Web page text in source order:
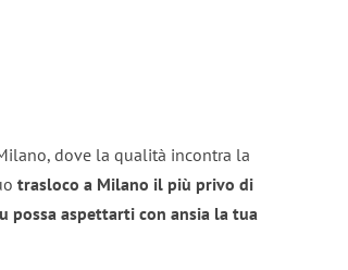
dove la qualità incontra la
trasloco a Milano il più privo di
possa aspettarti con ansia la tua